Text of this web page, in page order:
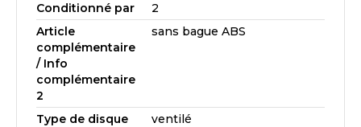
Conditionné par
2
Article
complémentaire
/ Info
complémentaire
2
sans bague ABS
Type de disque
ventilé